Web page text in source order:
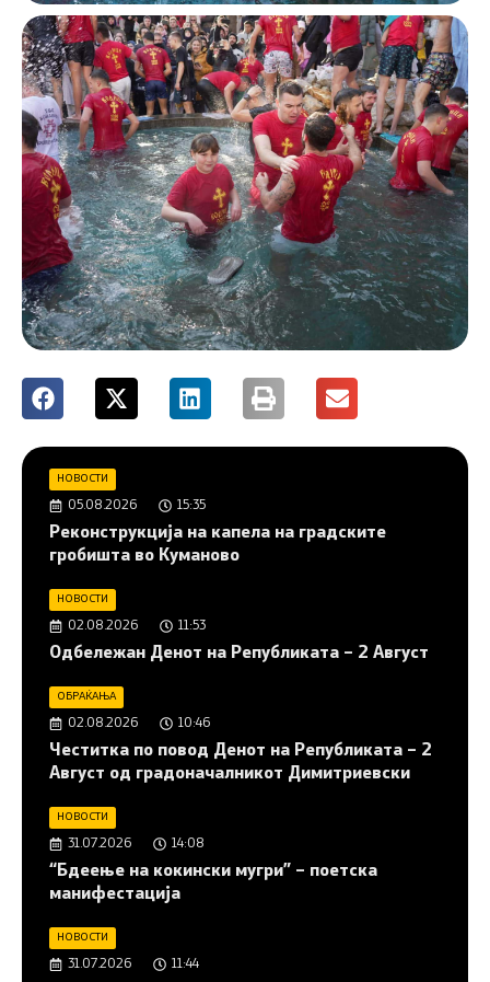
НОВОСТИ
05.08.2026 15:35
Реконструкција на капела на градските
гробишта во Куманово
НОВОСТИ
02.08.2026 11:53
Одбележан Денот на Републиката – 2 Август
ОБРАЌАЊА
02.08.2026 10:46
Честитка по повод Денот на Републиката – 2
Август од градоначалникот Димитриевски
НОВОСТИ
31.07.2026 14:08
“Бдеење на кокински мугри” – поетска
манифестација
НОВОСТИ
31.07.2026 11:44